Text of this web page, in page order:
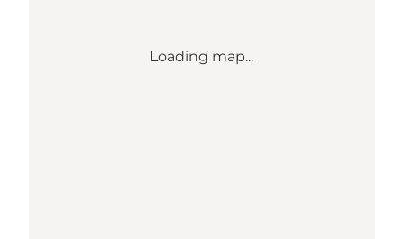
Loading map...